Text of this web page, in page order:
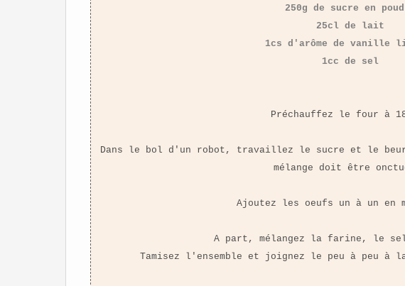
250g de sucre en
25cl de lait
1cs d'arôme de vanille
1cc de sel
Préchauffez le four à
Dans le bol d'un robot, travaillez le sucre et le
mélange doit être
Ajoutez les oeufs un à un en
A part, mélangez la farine, le
Tamisez l'ensemble et joignez le peu à peu à